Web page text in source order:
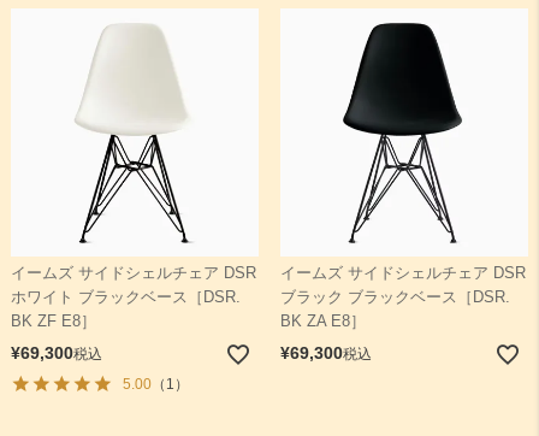
イームズ サイドシェルチェア DSR
ホワイト ブラックベース［DSR.
BK ZF E8］
¥69,300税込
5.00（1）
イームズ サイドシェルチェア DSR
ブラック ブラックベース［DSR.
BK ZA E8］
¥69,300税込